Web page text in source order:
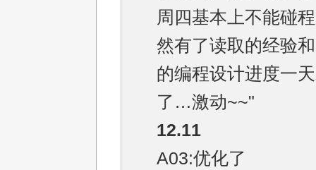
周四基本上不能碰
然有了读取的经验
的编程设计进度一
了…激动~~"
12.11
A03:优化了